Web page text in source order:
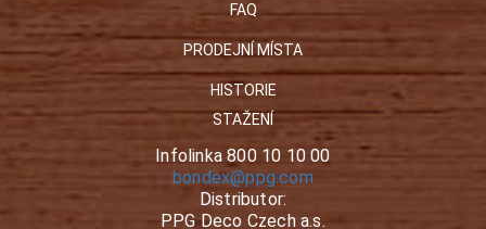
FAQ
PRODEJNÍ MÍSTA
HISTORIE
STAŽENÍ
Infolinka 800 10 10 00
bondex@ppg.com
Distributor:
PPG Deco Czech a.s.